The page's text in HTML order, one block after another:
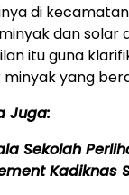
di
dan solar
itu guna
yang
Juga:
Sekolah
Kadiknas